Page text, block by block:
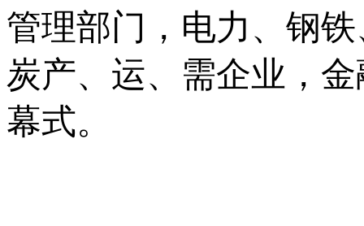
管理部门，电力、钢
炭产、运、需企业，
幕式。